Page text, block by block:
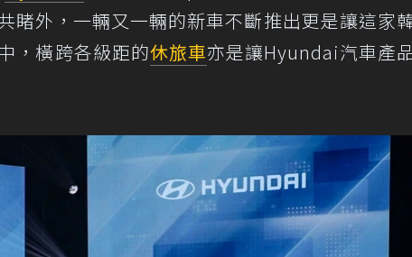
睹外，一輛又一輛的新車不斷推出更是讓這家
，橫跨各級距的休旅車亦是讓Hyundai汽車產